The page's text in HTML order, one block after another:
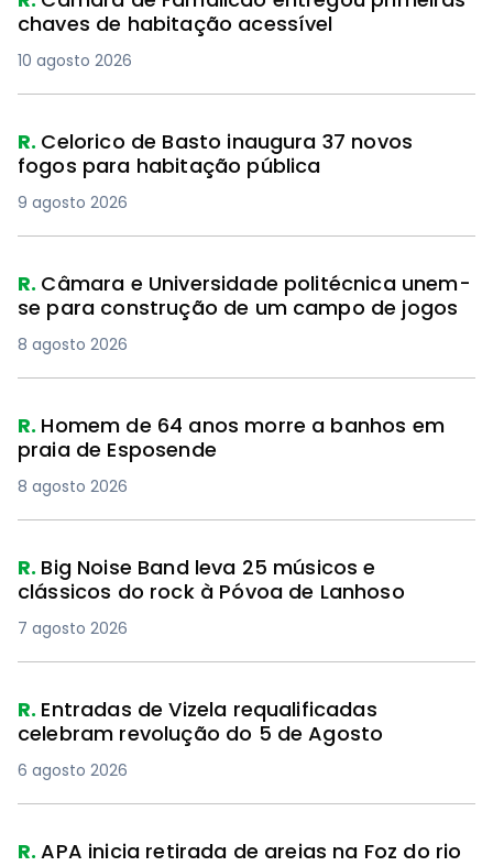
chaves de habitação acessível
10 agosto 2026
R. Celorico de Basto inaugura 37 novos
fogos para habitação pública
9 agosto 2026
R. Câmara e Universidade politécnica unem-
se para construção de um campo de jogos
8 agosto 2026
R. Homem de 64 anos morre a banhos em
praia de Esposende
8 agosto 2026
R. Big Noise Band leva 25 músicos e
clássicos do rock à Póvoa de Lanhoso
7 agosto 2026
R. Entradas de Vizela requalificadas
celebram revolução do 5 de Agosto
6 agosto 2026
R.APA inicia retirada de areias na Foz do rio